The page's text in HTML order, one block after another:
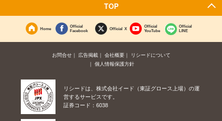
TOP
Home
Official
Facebook
Official X
Official
YouTube
Official
LINE
お問合せ 広告掲載 会社概要
リシードについて
個人情報保護方針
リシードは、株式会社イード（東証グロース上場）の運
営するサービスです。
証券コード：6038